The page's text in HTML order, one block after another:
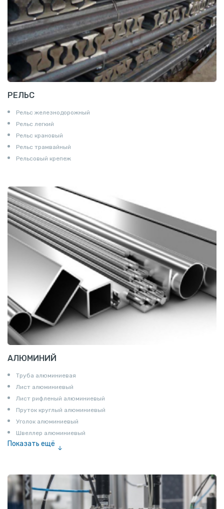
РЕЛЬС
Рельс железнодорожный
Рельс легкий
Рельс крановый
Рельс трамвайный
Рельсовый крепеж
АЛЮМИНИЙ
Труба алюминиевая
Лист алюминиевый
Лист рифленый алюминиевый
Пруток круглый алюминиевый
Уголок алюминиевый
Швеллер алюминиевый
Показать ещё
Шина электротехническая
Алюминиевая плита
Z профиль алюминиевый